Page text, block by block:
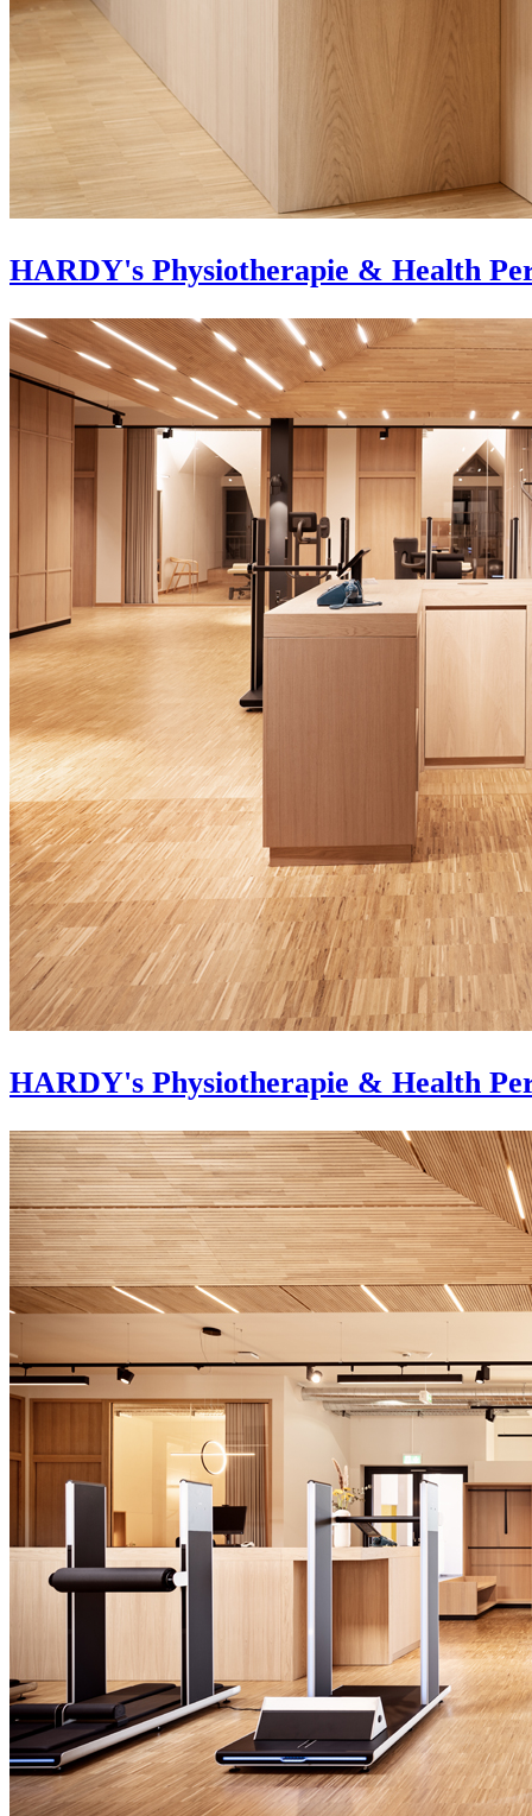
HARDY's Physiotherapie & Health
HARDY's Physiotherapie & Health